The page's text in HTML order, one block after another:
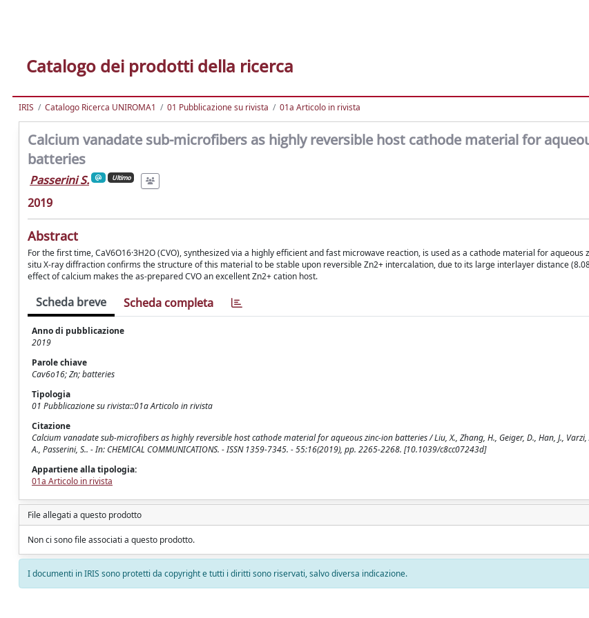
Catalogo dei prodotti della ricerca
IRIS Catalogo Ricerca UNIROMA1 01 Pubblicazione su rivista 01a Articolo in rivista
Calcium vanadate sub-microfibers as highly reversible host cathode material for
batteries
Passerini S. Ultimo
2019
Abstract
For the first time, CaV6O16·3H2O (CVO), synthesized via a highly efficient and fast microwave reaction, is used as a cathode material for aqueous
situ X-ray diffraction confirms the structure of this material to be stable upon reversible Zn2+ intercalation, due to its large interlayer distance
effect of calcium makes the as-prepared CVO an excellent Zn2+ cation host.
Scheda breve Scheda completa
Anno di pubblicazione
2019
Parole chiave
Cav6o16; Zn; batteries
Tipologia
01 Pubblicazione su rivista::01a Articolo in rivista
Citazione
Calcium vanadate sub-microfibers as highly reversible host cathode material for aqueous zinc-ion batteries / Liu, X., Zhang, H., Geiger, D., Han, J., Varzi,
A., Passerini, S.. - In: CHEMICAL COMMUNICATIONS. - ISSN 1359-7345. - 55:16(2019), pp. 2265-2268. [10.1039/c8cc07243d]
Appartiene alla tipologia:
01a Articolo in rivista
File allegati a questo prodotto
Non ci sono file associati a questo prodotto.
I documenti in IRIS sono protetti da copyright e tutti i diritti sono riservati, salvo diversa indicazione.